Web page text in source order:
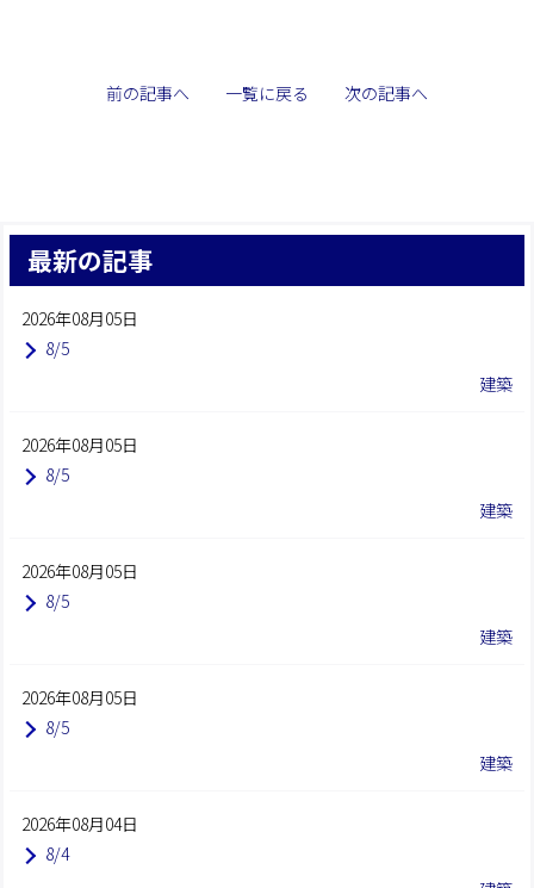
前の記事へ 一覧に戻る 次の記事へ
最新の記事
2026年08月05日
8/5
建築
2026年08月05日
8/5
建築
2026年08月05日
8/5
建築
2026年08月05日
8/5
建築
2026年08月04日
8/4